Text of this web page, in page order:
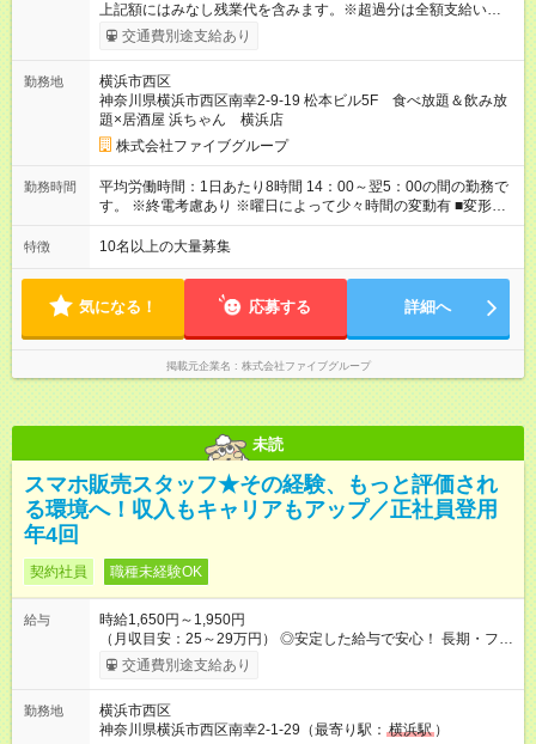
上記額にはみなし残業代を含みます。※超過分は全額支給いたし
ます。 みなし残業代 55,495円／月 みなし残業時間 36時間／月
■昇給あり 年2回の給与査定による ■賞与あり ■前払い賞与あり
■残業手当あり ■交通費支給（上限3万円/月） ■引越し手当 敷
金・礼金・保証金・保険料の初期費用+荷物運搬費を支給 ※規定
あり ■積立金制度 給与ならびに賞与から積立を行える(年利2%)
シフトは22:00～翌5:00の深夜帯に入ってもらうこともありま
す。 一般的な飲食業では、この深夜帯のお給料は「みなし」と
して基本給に含まれることがしばしば・・・ でもファイブでは
「別途」深夜手当を支給！ ただキツいだけの深夜業務では心か
てしっかり還元することを大事にしています！ 【試用期間】試
用期間あり 試用期間の長さ：3ヶ月 雇用形態、給与は本採用時
と同じです。
交通費別途支給あり
勤務地
横浜市西区
神奈川県横浜市西区南幸2-9-19 松本ビル5F 食べ放題＆飲み放
題×居酒屋 浜ちゃん 横浜店
株式会社ファイブグループ
勤務時間
平均労働時間：1日あたり8時間 14：00～翌5：00の間の勤務で
す。 ※終電考慮あり ※曜日によって少々時間の変動有 ■変形労
働時間制 ■実労働時間：8時間程度 ■休憩時間：1時間程度～2時
間 休憩時間は勤務時間による ■月平均所定労働時間：173時間 ■
14：00～翌5：00の間の勤務です。 ※終電考慮あり ※曜日によ
って少々時間の変動有 ■変形労働時間制 ■実労働時間：8時間程
度 ■休憩時間：1時間程度～2時間 休憩時間は勤務時間による ■
月平均所定労働時間：173時間 ■平均残業時間：42時間程度
特徴 10名以上の大量募集
気になる！ 応募する 詳細へ
掲載元企業名 株式会社ファイブグループ
未読
スマホ販売スタッフ★その経験、もっと評価され
る環境へ！収入もキャリアもアップ／正社員登用
年4回
契約社員 職種未経験OK
給与
時給1,650円～1,950円
（月収目安：25～29万円） ◎安定した給与で安心！ 長期・フル
タイムで勤務いただける方にお越しいただきたいと思っていま
す。シフトが削られることはないので、安定した給与が入りま
たいという人もいると思います。このあたりは柔軟に対応する
ので、お気軽にご相談ください！ ※2ヶ月の試用期間がありま
交通費別途支給あり
勤務地
横浜市西区
神奈川県横浜市西区南幸2-1-29（最寄り駅： 横浜駅 ）